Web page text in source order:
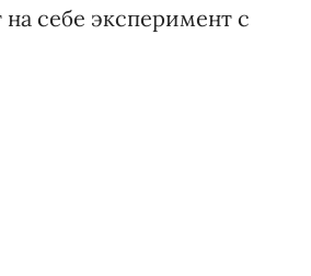
себе эксперимент с